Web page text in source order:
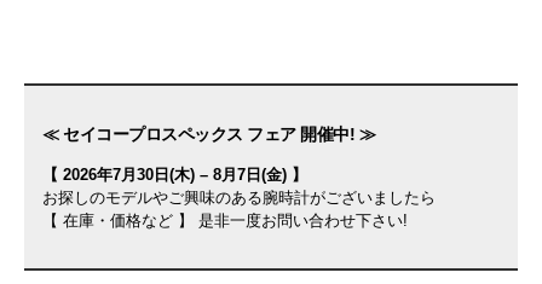
≪ セイコープロスペックス フェア 開催中! ≫
【 2026年7月30日(木) – 8月7日(金) 】
お探しのモデルやご興味のある腕時計がございましたら
【 在庫・価格など 】 是非一度お問い合わせ下さい!